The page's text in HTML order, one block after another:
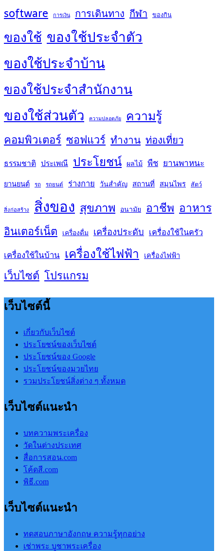
software การเงิน การเดินทาง กีฬา ของกิน
ของใช้ ของใช้ประจำตัว
ของใช้ประจำบ้าน
ของใช้ประจำสำนักงาน
ของใช้ส่วนตัว ความปลอดภัย ความรู้
คอมพิวเตอร์ ซอฟแวร์ ทำงาน ท่องเที่ยว
ธรรมชาติ ประเพณี ประโยชน์ ผลไม้ พืช ยานพาหนะ
ยานยนต์ รถ รถยนต์ ร่างกาย วันสำคัญ สถานที่ สมุนไพร สัตว์
สิ่งก่อสร้าง สิ่งของ สุขภาพ อนามัย อาชีพ อาหาร
อินเตอร์เน็ต เครื่องดื่ม เครื่องประดับ เครื่องใช้ในครัว
เครื่องใช้ในบ้าน เครื่องใช้ไฟฟ้า เครื่องไฟฟ้า
เว็บไซต์ โปรแกรม
เว็บไซต์นี้
เกี่ยวกับเว็บไซต์
ประโยชน์ของเว็บไซต์
ประโยชน์ของ Google
ประโยชน์ของมวยไทย
รวมประโยชน์สิ่งต่าง ๆ ทั้งหมด
เว็บไซต์แนะนำ
บทความพระเครื่อง
วัดในต่างประเทศ
สื่อการสอน.com
โค้ดสี.com
พิธี.com
เว็บไซต์แนะนำ
ทดสอบภาษาอังกฤษ ความรู้ทุกอย่าง
เช่าพระ บูชาพระเครื่อง